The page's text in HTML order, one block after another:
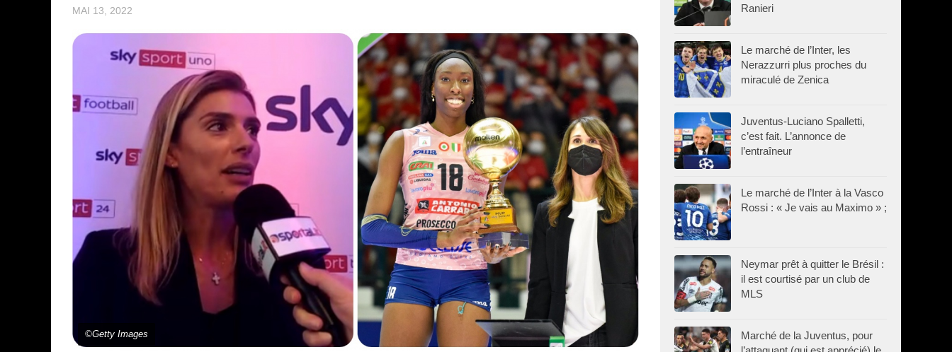
MAI 13, 2022
©Getty Images
Ranieri
Le marché de l’Inter, les
Nerazzurri plus proches du
miraculé de Zenica
Juventus-Luciano Spalletti,
c’est fait. L’annonce de
l’entraîneur
Le marché de l’Inter à la Vasco
Rossi : « Je vais au Maximo » ;
Neymar prêt à quitter le Brésil :
il est courtisé par un club de
MLS
Marché de la Juventus, pour